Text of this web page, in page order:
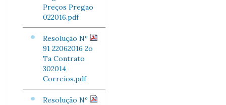
Preços Pregao
022016.pdf
Resolução Nº
91 22062016 2o
Ta Contrato
302014
Correios.pdf
Resolução Nº